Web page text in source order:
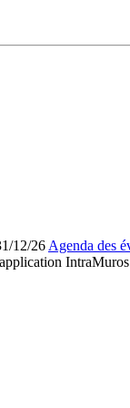
12/26 Agenda des
IntraMuros